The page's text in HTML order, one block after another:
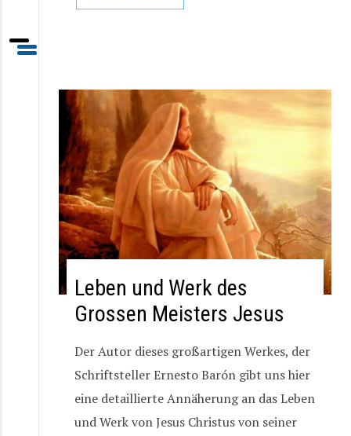
Leben und Werk des
Grossen Meisters Jesus
Der Autor dieses großartigen Werkes, der
Schriftsteller Ernesto Barón gibt uns hier
eine detaillierte Annäherung an das Leben
und Werk von Jesus Christus von seiner